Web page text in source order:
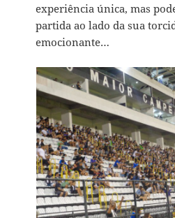
experiência única, mas
partida ao lado da sua
emocionante…